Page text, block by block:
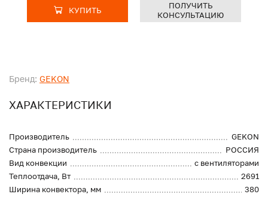
Бренд: GEKON
ХАРАКТЕРИСТИКИ
Производитель
GEKON
Страна производитель
РОССИЯ
Вид конвекции
с вентиляторами
Теплоотдача, Вт
2691
Ширина конвектора, мм
380
КУПИТЬ
ПОЛУЧИТЬ
КОНСУЛЬТАЦИЮ